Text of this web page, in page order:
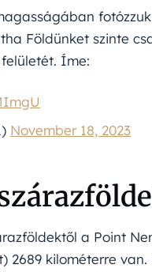
Földünket szinte
Íme:
November 18, 2023
a Point
2689 kilométerre